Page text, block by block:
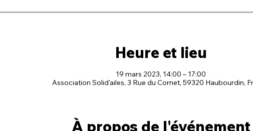
Heure et lieu
19 mars 2023, 14:00 – 17:00
Association Solid'ailes, 3 Rue du Cornet, 59320 Haubourdin,
À propos de l'événement